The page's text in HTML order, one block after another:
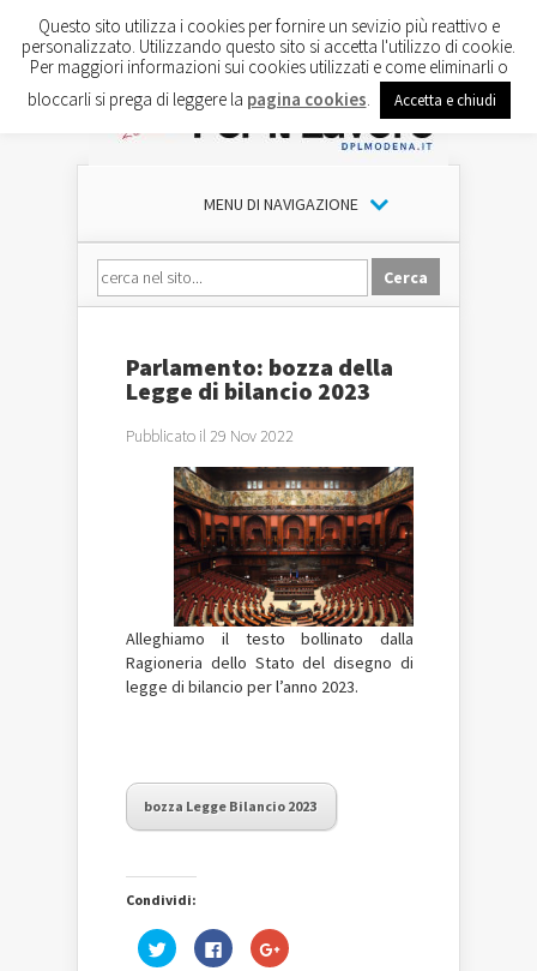
MENU DI NAVIGAZIONE
Parlamento: bozza della
Legge di bilancio 2023
Pubblicato il 29 Nov 2022
Alleghiamo il testo bollinato dalla
Ragioneria dello Stato del disegno di
legge di bilancio per l’anno 2023.
bozza Legge Bilancio 2023
Condividi:
Fai
clic
Fai
clic
Fai
clic
Questo sito utilizza i cookies per fornire un sevizio più reattivo e
personalizzato. Utilizzando questo sito si accetta l'utilizzo di cookie.
Per maggiori informazioni sui cookies utilizzati e come eliminarli o
bloccarli si prega di leggere la pagina cookies Accetta e chiudi